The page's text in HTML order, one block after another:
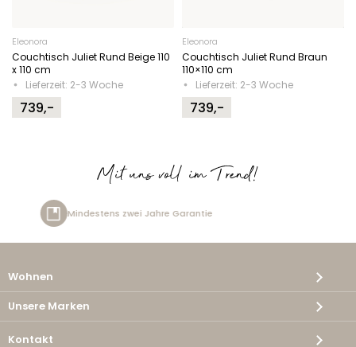
Eleonora
Couchtisch Juliet Rund Beige 110
x 110 cm
Lieferzeit: 2-3 Woche
739,-
Eleonora
Couchtisch Juliet Rund Braun
110×110 cm
Lieferzeit: 2-3 Woche
739,-
Mit uns voll im Trend!
Garantie
Wohnen
Unsere Marken
Kontakt